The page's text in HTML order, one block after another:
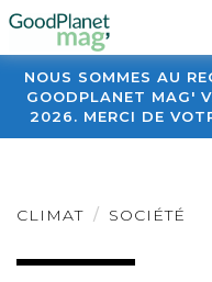
NOUS SOMMES AU
GOODPLANET MAG'
2026. MERCI DE
CLIMAT SOCIÉTÉ